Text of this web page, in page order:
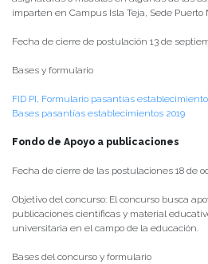
imparten en Campus Isla Teja, Sede
Fecha de cierre de postulación 13 de
Bases y formulario
FID PI, Formulario pasantías
Bases pasantías establecimientos 2019
Fondo de Apoyo a publicaciones
Fecha de cierre de las postulaciones 18 de
Objetivo del concurso: El concurso busca
publicaciones científicas y material
universitaria en el campo de la educación.
Bases del concurso y formulario